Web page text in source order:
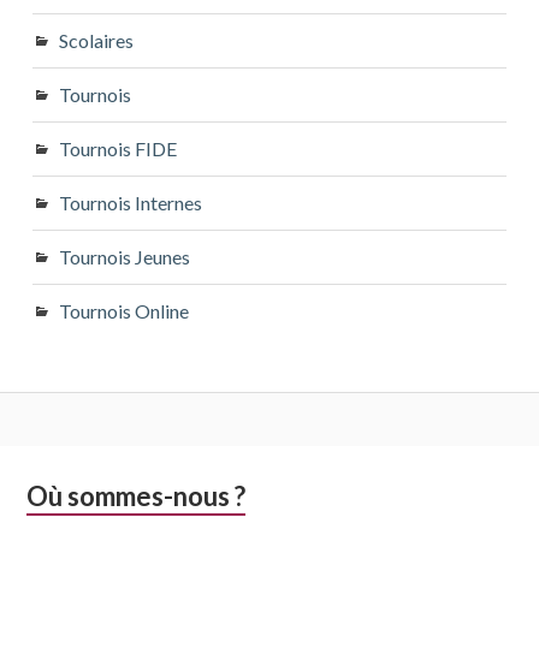
Scolaires
Tournois
Tournois FIDE
Tournois Internes
Tournois Jeunes
Tournois Online
Colonne
Où sommes-nous ?